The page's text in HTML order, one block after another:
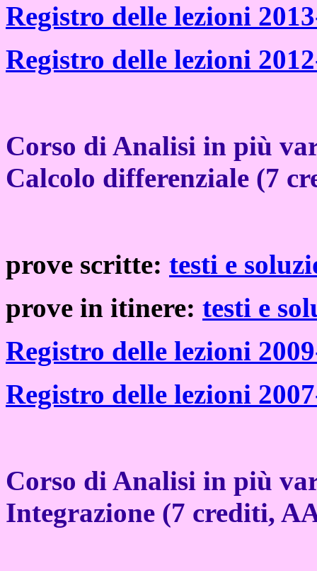
Registro delle lezioni
Registro delle lezioni
Corso di Analisi in più
Calcolo differenziale (7
prove scritte: testi e
prove in itinere: testi e
Registro delle lezioni
Registro delle lezioni
Corso di Analisi in più
Integrazione (7 crediti,